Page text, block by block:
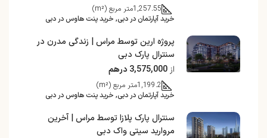
1,257.55متر مربع (m²)
خرید آپارتمان در دبی, خرید پنت هاوس در دبی
پروژه ارین توسط مراس | زندگی مدرن در
سنترال پارک دبی
از 3,575,000 درهم
1,199.2متر مربع (m²)
خرید آپارتمان در دبی, خرید پنت هاوس در دبی
سنترال پارک پلازا توسط مراس | آخرین
مروارید سیتی واک دبی